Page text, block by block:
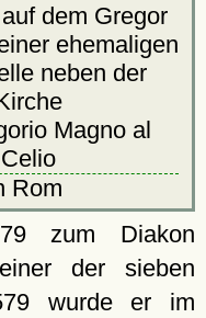
dem Gregor
ehemaligen
neben der
Magno al
Celio
Rom
zum Diakon
der sieben
wurde er im